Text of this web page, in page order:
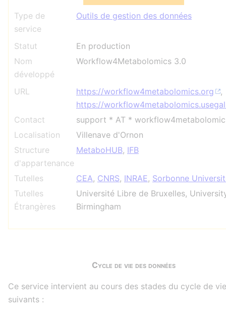
Type de
service
Outils de gestion des données
Statut
En production
Nom
développé
Workflow4Metabolomics 3.0
URL https://workflow4metabolomics.org
,
https://
Contact
support * AT *
Localisation
Villenave d'Ornon
Structure
d'appartenance
MetaboHUB, IFB
Tutelles CEA, CNRS, INRAE, Sorbonne
Tutelles
Étrangères
Université Libre de Bruxelles,
Birmingham
Cycle de vie des données
Ce service intervient au cours des stades du cycle de vie
suivants :